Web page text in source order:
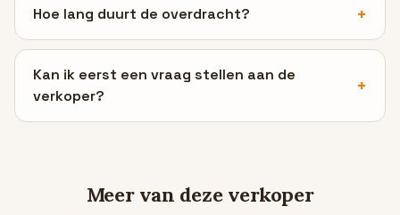
Hoe lang duurt de overdracht?
Kan ik eerst een vraag stellen aan de
verkoper?
Meer van deze verkoper